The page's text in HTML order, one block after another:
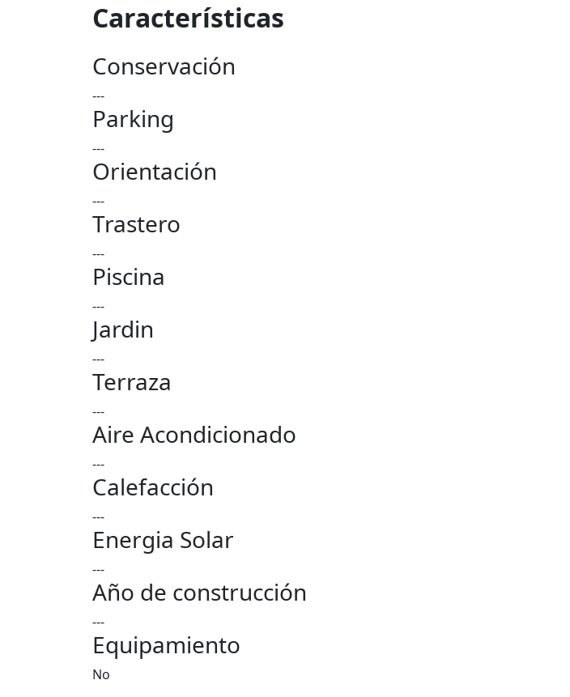
Características
Conservación
---
Parking
---
Orientación
---
Trastero
---
Piscina
---
Jardin
---
Terraza
---
Aire Acondicionado
---
Calefacción
---
Energia Solar
---
Año de construcción
---
Equipamiento
No